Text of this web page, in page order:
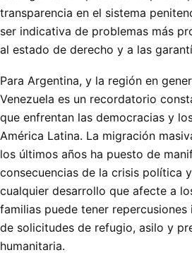
transparencia en el sistema
ser indicativa de problemas más
al estado de derecho y a las
Para Argentina, y la región en
Venezuela es un recordatorio
que enfrentan las democracias y
América Latina. La migración
los últimos años ha puesto de
consecuencias de la crisis política
cualquier desarrollo que afecte a
familias puede tener
de solicitudes de refugio, asilo y
humanitaria.